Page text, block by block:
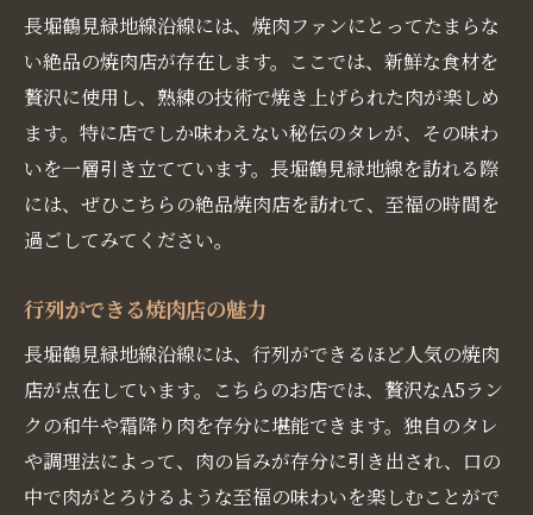
長堀鶴見緑地線沿線には、焼肉ファンにとってたまらな
い絶品の焼肉店が存在します。ここでは、新鮮な食材を
贅沢に使用し、熟練の技術で焼き上げられた肉が楽しめ
ます。特に店でしか味わえない秘伝のタレが、その味わ
いを一層引き立てています。長堀鶴見緑地線を訪れる際
には、ぜひこちらの絶品焼肉店を訪れて、至福の時間を
過ごしてみてください。
行列ができる焼肉店の魅力
長堀鶴見緑地線沿線には、行列ができるほど人気の焼肉
店が点在しています。こちらのお店では、贅沢なA5ラン
クの和牛や霜降り肉を存分に堪能できます。独自のタレ
や調理法によって、肉の旨みが存分に引き出され、口の
中で肉がとろけるような至福の味わいを楽しむことがで